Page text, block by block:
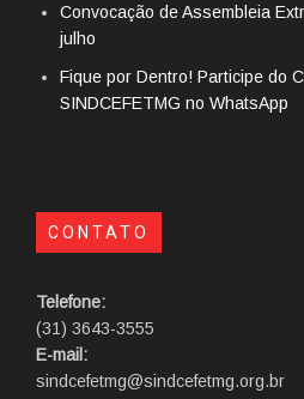
Convocação de Assembleia
julho
Fique por Dentro! Participe do
SINDCEFETMG no WhatsApp
CONTATO
Telefone:
(31) 3643-3555
E-mail:
sindcefetmg@sindcefetmg.org.br